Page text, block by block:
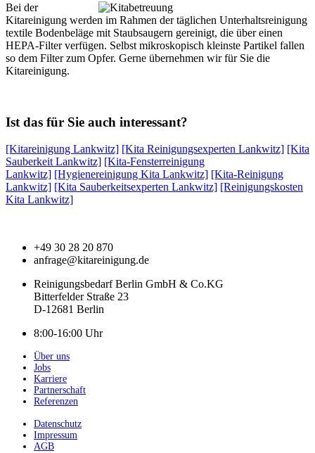
Bei der
Kitareinigung werden im Rahmen der täglichen Unterhaltsreinigung
textile Bodenbeläge mit Staubsaugern gereinigt, die über einen
HEPA-Filter verfügen. Selbst mikroskopisch kleinste Partikel fallen
so dem Filter zum Opfer. Gerne übernehmen wir für Sie die
Kitareinigung.
Ist das für Sie auch interessant?
[Kitareinigung Lankwitz] [Kita Reinigungsexperten Lankwitz] [Kita
Sauberkeit Lankwitz] [Kita-Fensterreinigung
Lankwitz] [Hygienereinigung Kita Lankwitz] [Kita-Reinigung
Lankwitz] [Kita Sauberkeitsexperten Lankwitz] [Reinigungskosten
Kita Lankwitz]
+49 30 28 20 870
anfrage@kitareinigung.de
Reinigungsbedarf Berlin GmbH & Co.KG
Bitterfelder Straße 23
D-12681 Berlin
8:00-16:00 Uhr
Über uns
Jobs
Karriere
Partnerschaft
Referenzen
Datenschutz
Impressum
AGB